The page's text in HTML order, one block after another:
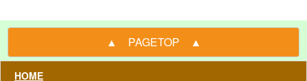
▲ PAGETOP ▲
HOME